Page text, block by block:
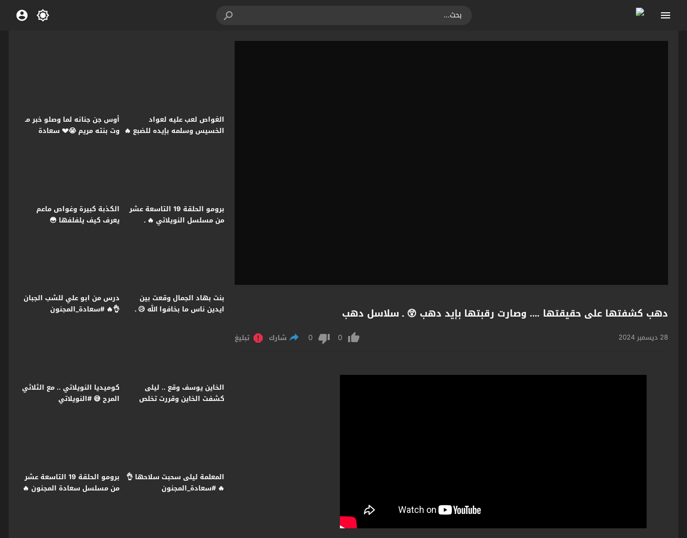
دهب كشفتها على حقيقتها …. وصارت رقبتها بإيد دهب 😲 ـ سلاسل دهب
28 ديسمبر 2024 0
0 شارك تبليغ
الغواص لعب عليه لعواد
الخسيس وسلمه بإيده للضبع 🔥
أوس جن جنانه لما وصلو خبر مـ
وت بنته مريم 😭💔 سعادة
برومو الحلقة 19 التاسعة عشر
من مسلسل النويلاتي 🔥 ـ
الكذبة كبيرة وغواص ماعم
يعرف كيف يلفلفها 😳
بنت بهاد الجمال وقعت بين
ايدين ناس ما بخافوا الله 😥 ـ
درس من ابو علي للشب الجبان
👌🔥 #سعادة_المجنون
الخاين يوسف وقع .. ليلى
كشفت الخاين وقررت تخلص
كوميديا النويلاتي .. مع الثلاثي
المرح 😅 #النويلاتي
المعلمة ليلى سحبت سلاحها 👌
🔥 #سعادة_المجنون
برومو الحلقة 19 التاسعة عشر
من مسلسل سعادة المجنون 🔥